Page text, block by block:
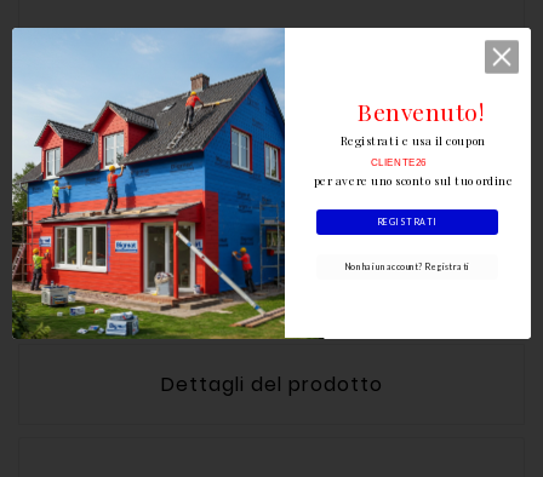
Scrivi la tua recensione
Descrizione
Dettagli del prodotto
REGISTRATI
Non hai un account? Registrati
Registrati e usa il coupon
per avere uno sconto sul tuo ordine
CLIENTE26
Benvenuto!